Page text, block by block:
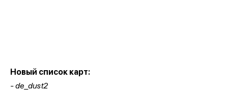
Новый список карт:
- de_dust2